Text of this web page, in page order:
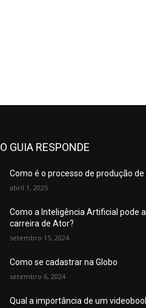
O GUIA RESPONDE
Como é o processo de produção
abril 1, 2025
Como a Inteligência Artificial pode
carreira de Ator?
setembro 15, 2024
Como se cadastrar na Globo
setembro 6, 2024
Qual a importância de um